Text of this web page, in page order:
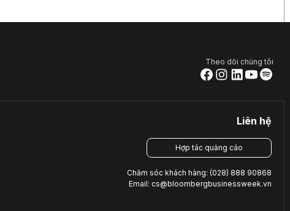
Theo dõi chúng tôi
Liên hệ
Hợp tác quảng cáo
Chăm sóc khách hàng: (028) 888 90868
Email: cs@bloombergbusinessweek.vn